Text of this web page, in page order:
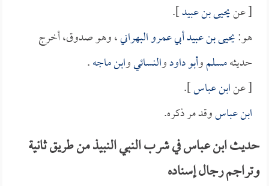
[ عنيحيى بن عبيد].
هو:يحيى بن عبيد أبي عمرو البهراني، وهو صدوق، أخرج
حديثهمسلموأبو داودوالنسائيوابن ماجه.
[ عنابن عباس].
ابن عباسوقد مر ذكره.
حديث ابن عباس في شرب النبي النبيذ من طريق ثانية
وتراجم رجال إسناده